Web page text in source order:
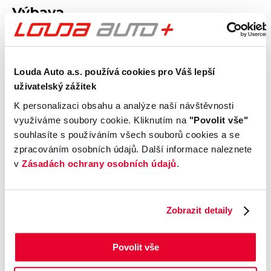
Louda Auto a.s. používá cookies pro Váš lepší
uživatelský zážitek
K personalizaci obsahu a analýze naší návštěvnosti
využíváme soubory cookie. Kliknutím na "Povolit vše"
souhlasíte s používáním všech souborů cookies a se
zpracováním osobních údajů. Další informace naleznete
v Zásadách ochrany osobních údajů.
Zobrazit detaily
Povolit vše
Výbava
Komfort
Multimédia
Bezpečnost a technika
informativní charakter. Tato indikativní nabídka
není nabídkou ve smyslu § 1731 nebo § 1732
občanského zákoníku, ani se nejedná o veřejný